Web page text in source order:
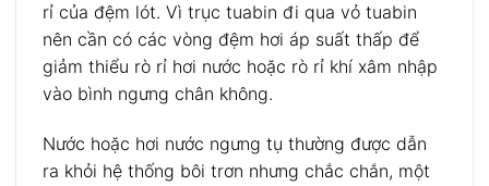
rỉ của đệm lót. Vì trục tuabin đi qua vỏ tuabin
nên cần có các vòng đệm hơi áp suất thấp để
giảm thiểu rò rỉ hơi nước hoặc rò rỉ khí xâm nhập
vào bình ngưng chân không.
Nước hoặc hơi nước ngưng tụ thường được dẫn
ra khỏi hệ thống bôi trơn nhưng chắc chắn, một